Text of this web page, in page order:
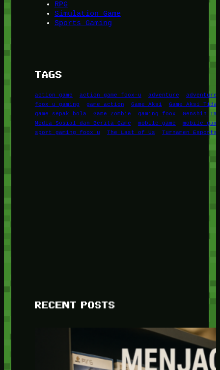
RPG
Simulation Game
Sports Gaming
TAGS
action game action game foox-u adventure
adventure
foox u gaming
game action Game Aksi
Game Aksi Tidak
game sepak bola
Game Zombie gaming foox
Genshin
Media Sosial dan Berita Game
mobile game
mobile
sport gaming foox u
The Last of Us Turnamen Esports
RECENT POSTS